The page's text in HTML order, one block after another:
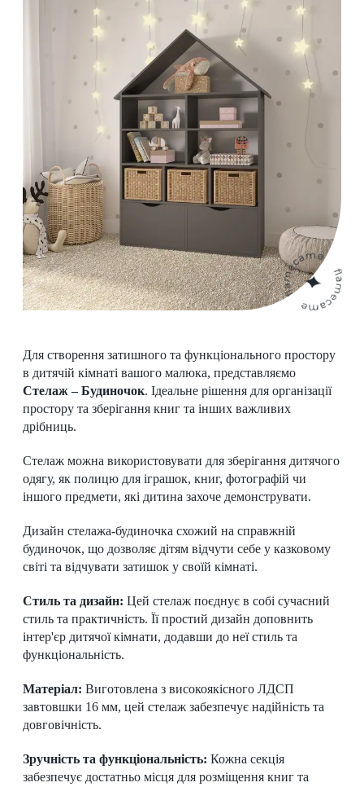
Для створення затишного та функціонального простору
в дитячій кімнаті вашого малюка, представляємо
Стелаж – Будиночок. Ідеальне рішення для організації
простору та зберігання книг та інших важливих
дрібниць.
Стелаж можна використовувати для зберігання дитячого
одягу, як полицю для іграшок, книг, фотографій чи
іншого предмети, які дитина захоче демонструвати.
Дизайн стелажа-будиночка схожий на справжній
будиночок, що дозволяє дітям відчути себе у казковому
світі та відчувати затишок у своїй кімнаті.
Стиль та дизайн: Цей стелаж поєднує в собі сучасний
стиль та практичність. Її простий дизайн доповнить
інтер'єр дитячої кімнати, додавши до неї стиль та
функціональність.
Матеріал: Виготовлена з високоякісного ЛДСП
завтовшки 16 мм, цей стелаж забезпечує надійність та
довговічність.
Зручність та функціональність: Кожна секція
забезпечує достатньо місця для розміщення книг та